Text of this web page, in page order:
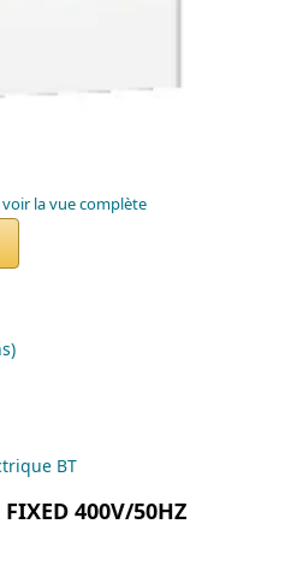
la vue complète
BT
FIXED 400V/50HZ